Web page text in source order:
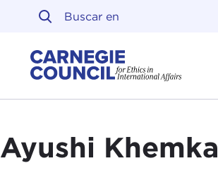
Ir al contenido
Ayushi Khemka